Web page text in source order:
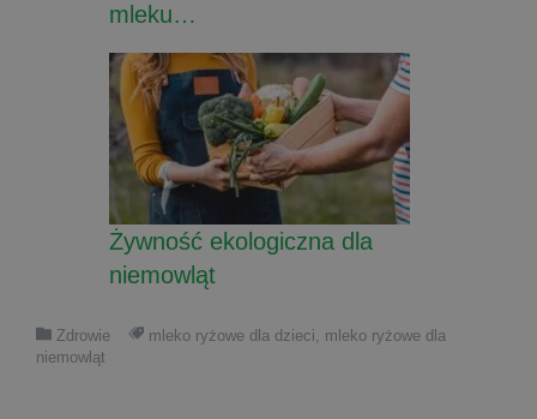
mleku…
Żywność ekologiczna dla
niemowląt
Zdrowie mleko ryżowe dla dzieci, mleko ryżowe dla
niemowląt